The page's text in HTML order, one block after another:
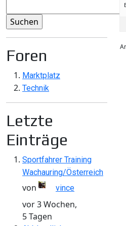
Foren
Marktplatz
Technik
Letzte
Einträge
Sportfahrer Training
Wachauring/Österreich
von vince
vor 3 Wochen,
5 Tagen